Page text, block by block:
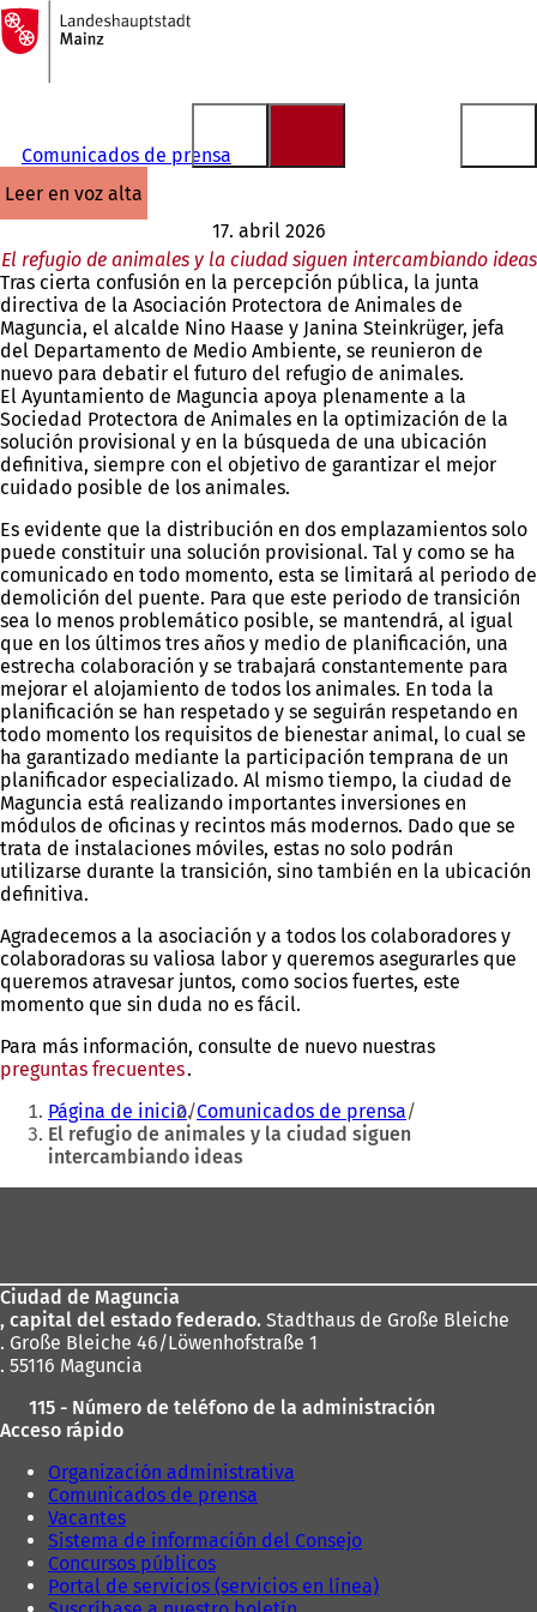
Saltar al contenido
A
la
página
Comunicados de prensa
leer en voz alta
17. abril 2026
El refugio de animales y la ciudad siguen intercambiando ideas
Tras cierta confusión en la percepción pública, la junta
directiva de la Asociación Protectora de Animales de
Maguncia, el alcalde Nino Haase y Janina Steinkrüger, jefa
del Departamento de Medio Ambiente, se reunieron de
nuevo para debatir el futuro del refugio de animales.
El Ayuntamiento de Maguncia apoya plenamente a la
Sociedad Protectora de Animales en la optimización de la
solución provisional y en la búsqueda de una ubicación
definitiva, siempre con el objetivo de garantizar el mejor
cuidado posible de los animales.
Es evidente que la distribución en dos emplazamientos solo
puede constituir una solución provisional. Tal y como se ha
comunicado en todo momento, esta se limitará al periodo de
demolición del puente. Para que este periodo de transición
sea lo menos problemático posible, se mantendrá, al igual
que en los últimos tres años y medio de planificación, una
estrecha colaboración y se trabajará constantemente para
mejorar el alojamiento de todos los animales. En toda la
planificación se han respetado y se seguirán respetando en
todo momento los requisitos de bienestar animal, lo cual se
ha garantizado mediante la participación temprana de un
planificador especializado. Al mismo tiempo, la ciudad de
Maguncia está realizando importantes inversiones en
módulos de oficinas y recintos más modernos. Dado que se
trata de instalaciones móviles, estas no solo podrán
utilizarse durante la transición, sino también en la ubicación
definitiva.
Agradecemos a la asociación y a todos los colaboradores y
colaboradoras su valiosa labor y queremos asegurarles que
queremos atravesar juntos, como socios fuertes, este
momento que sin duda no es fácil.
Para más información, consulte de nuevo nuestras
preguntas frecuentes(Se
en
una
nueva
pestaña)
.
Estás
aquí:
Página de inicio Comunicados de prensa
El refugio de animales y la ciudad siguen
intercambiando ideas
pies
Ciudad de Maguncia
, capital del estado federado. Stadthaus de Große Bleiche
. Große Bleiche 46/Löwenhofstraße 1
. 55116 Maguncia
115 - Número de teléfono de la administración
Acceso rápido
Organización administrativa
Comunicados de prensa
Vacantes
Sistema de información del Consejo
Concursos públicos
Portal de servicios (servicios en línea)